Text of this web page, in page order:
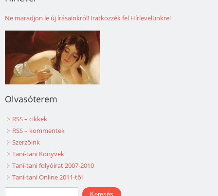
Ne maradjon le új írásainkról! Iratkozzék fel Hírlevelünkre!
Olvasóterem
RSS – cikkek
RSS – kommentek
Szerzőink
Taní-tani Könyvek
Taní-tani folyóirat 2007-2010
Taní-tani Online 2011-től
Keresés űrlap
Keresés